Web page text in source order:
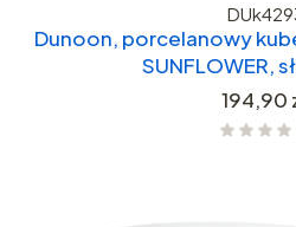
Dunoon, porcelanowy
SUNFLOWER,
Cena
194,90